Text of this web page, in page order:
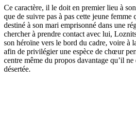
Ce caractère, il le doit en premier lieu à
que de suivre pas à pas cette jeune femme
destiné à son mari emprisonné dans une
chercher à prendre contact avec lui,
son héroïne vers le bord du cadre, voire à
afin de privilégier une espèce de chœur
centre même du propos davantage qu’il
désertée.